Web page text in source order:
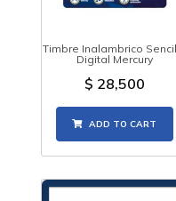
Timbre Inalambrico
Digital Mercury
$ 28,500
ADD TO CART